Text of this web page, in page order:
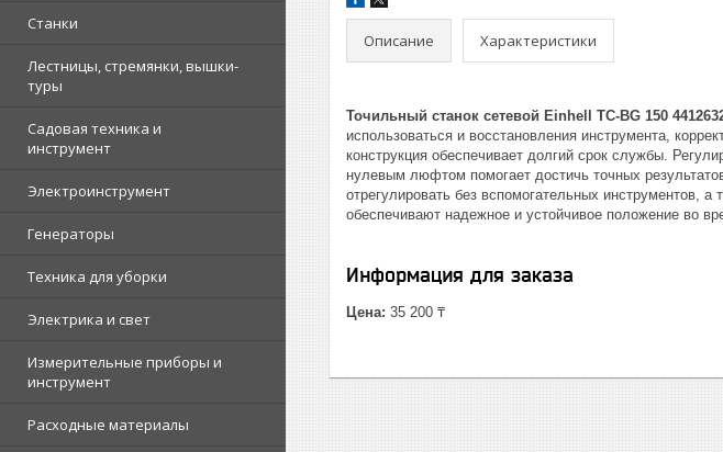
Станки
Лестницы, стремянки, вышки-
туры
Садовая техника и
инструмент
Электроинструмент
Генераторы
Техника для уборки
Электрика и свет
Измерительные приборы и
инструмент
Расходные материалы
Описание Характеристики
Точильный станок сетевой Einhell TC-BG 150
использоваться и восстановления инструмента,
конструкция обеспечивает долгий срок службы.
нулевым люфтом помогает достичь точных
отрегулировать без вспомогательных инструментов,
обеспечивают надежное и устойчивое положение во
Информация для заказа
Цена: 35 200 ₸